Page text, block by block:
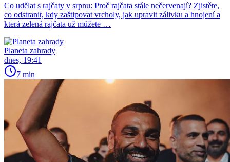
Co udělat s rajčaty v srpnu: Proč rajčata stále nečervenají? Zjistěte,
co odstranit, kdy zaštipovat vrcholy, jak upravit zálivku a hnojení a
která zelená rajčata už můžete …
Planeta zahrady
dnes, 19:41
7 min